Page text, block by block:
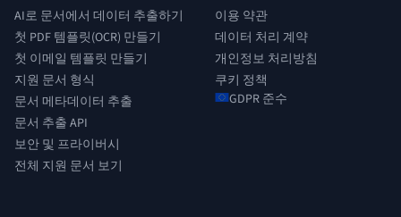
AI로 문서에서 데이터 추출하기
첫 PDF 템플릿(OCR) 만들기
첫 이메일 템플릿 만들기
지원 문서 형식
문서 메타데이터 추출
문서 추출 API
보안 및 프라이버시
전체 지원 문서 보기
이용 약관
데이터 처리 계약
개인정보 처리방침
쿠키 정책
GDPR 준수